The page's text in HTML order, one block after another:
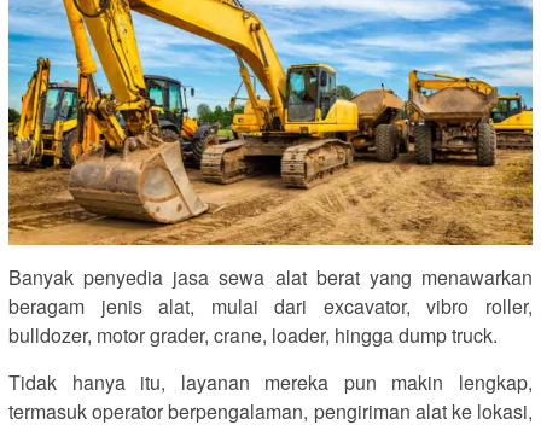
Banyak penyedia jasa sewa alat berat yang menawarkan
beragam jenis alat, mulai dari excavator, vibro roller,
bulldozer, motor grader, crane, loader, hingga dump truck.
Tidak hanya itu, layanan mereka pun makin lengkap,
termasuk operator berpengalaman, pengiriman alat ke lokasi,